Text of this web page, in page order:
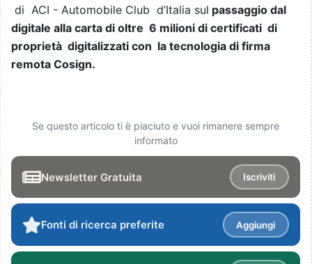
di ACI - Automobile Club d’Italia sul passaggio dal
digitale alla carta di oltre 6 milioni di certificati di
proprietà digitalizzati con la tecnologia di firma
remota Cosign.
Se questo articolo ti è piaciuto e vuoi rimanere sempre
informato
Newsletter Gratuita Iscriviti
Fonti di ricerca preferite Aggiungi